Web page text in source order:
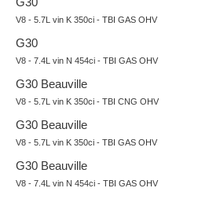
V8 - 5.7L vin K 350ci - TBI GAS OHV
G30
V8 - 7.4L vin N 454ci - TBI GAS OHV
G30 Beauville
V8 - 5.7L vin K 350ci - TBI CNG OHV
G30 Beauville
V8 - 5.7L vin K 350ci - TBI GAS OHV
G30 Beauville
V8 - 7.4L vin N 454ci - TBI GAS OHV